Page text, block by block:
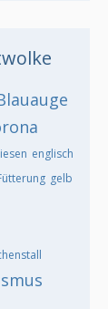
englisch
gelb